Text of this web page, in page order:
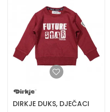
DIRKJE DUKS, DJEČACI